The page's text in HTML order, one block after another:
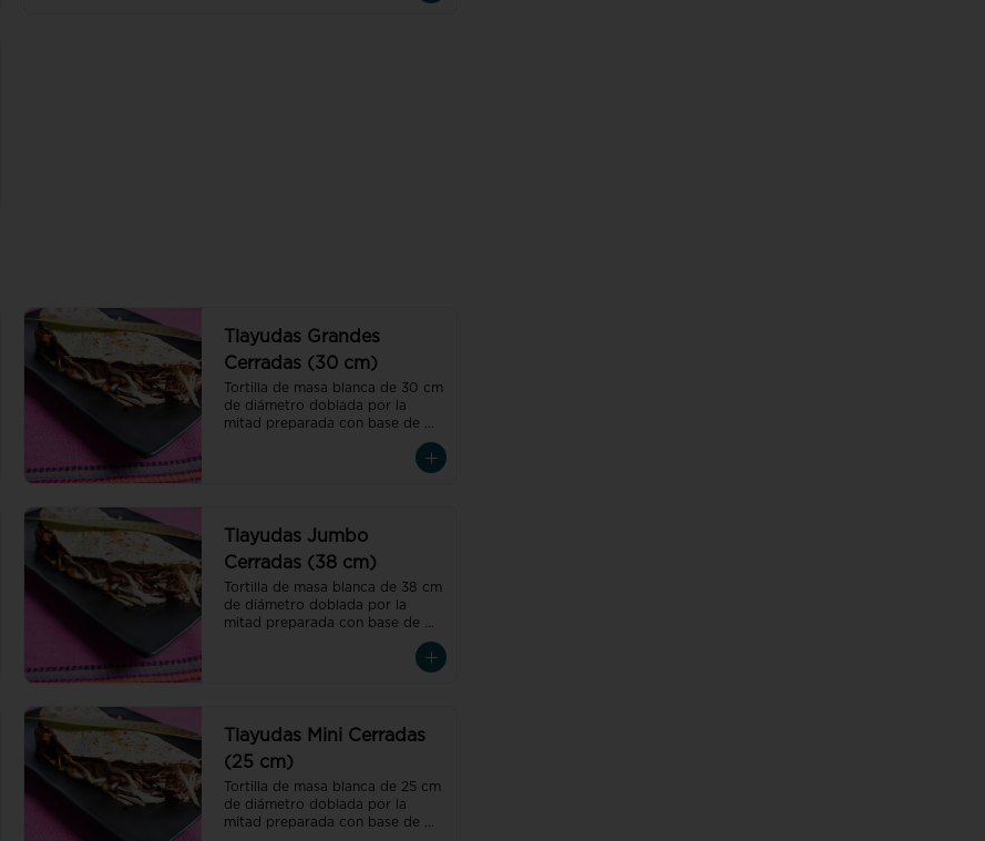
Tlayudas Grandes
Cerradas (30 cm)
Tortilla de masa blanca de 30 cm
de diámetro doblada por la
mitad preparada con base de
asiento, pasta de frijol con toque
de hoja de aguacate, quesillo y
Tlayudas Jumbo
Cerradas (38 cm)
Tortilla de masa blanca de 38 cm
de diámetro doblada por la
mitad preparada con base de
asiento, pasta de frijol con toque
de hoja de aguacate, quesillo y
Tlayudas Mini Cerradas
(25 cm)
Tortilla de masa blanca de 25 cm
de diámetro doblada por la
mitad preparada con base de